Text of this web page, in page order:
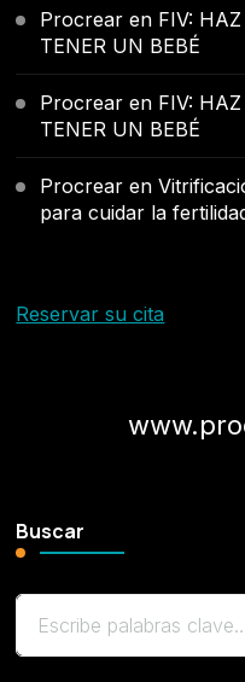
Procrear en FIV:
TENER UN BEBÉ
Procrear en FIV:
TENER UN BEBÉ
Procrear en
para cuidar la
Reservar su cita
Buscar